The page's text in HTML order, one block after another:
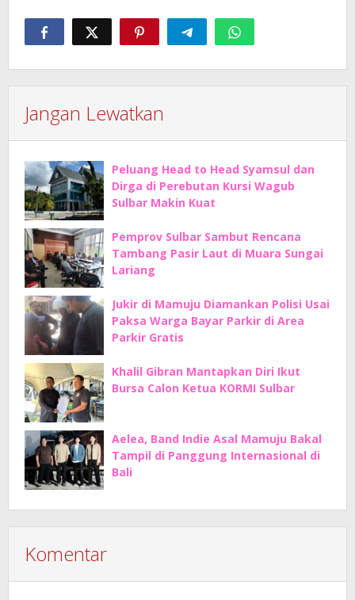
Jangan Lewatkan
Peluang Head to Head Syamsul dan
Dirga di Perebutan Kursi Wagub
Sulbar Makin Kuat
Pemprov Sulbar Sambut Rencana
Tambang Pasir Laut di Muara Sungai
Lariang
Jukir di Mamuju Diamankan Polisi Usai
Paksa Warga Bayar Parkir di Area
Parkir Gratis
Khalil Gibran Mantapkan Diri Ikut
Bursa Calon Ketua KORMI Sulbar
Aelea, Band Indie Asal Mamuju Bakal
Tampil di Panggung Internasional di
Bali
Komentar